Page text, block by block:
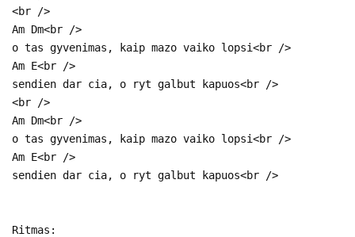
<br />
Am Dm<br />
o tas gyvenimas, kaip mazo vaiko lopsi<br />
Am E<br />
sendien dar cia, o ryt galbut kapuos<br />
<br />
Am Dm<br />
o tas gyvenimas, kaip mazo vaiko lopsi<br />
Am E<br />
sendien dar cia, o ryt galbut kapuos<br />
Ritmas: